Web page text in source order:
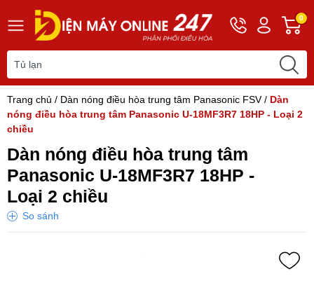
Hotline
0243
Tài
khoản
Khách
0
Trang chủ / Dàn nóng điều hòa trung tâm Panasonic FSV/ Dàn
nóng điều hòa trung tâm Panasonic U-18MF3R7 18HP - Loại 2
chiều
Dàn nóng điều hòa trung tâm
Panasonic U-18MF3R7 18HP -
Loại 2 chiều
So sánh